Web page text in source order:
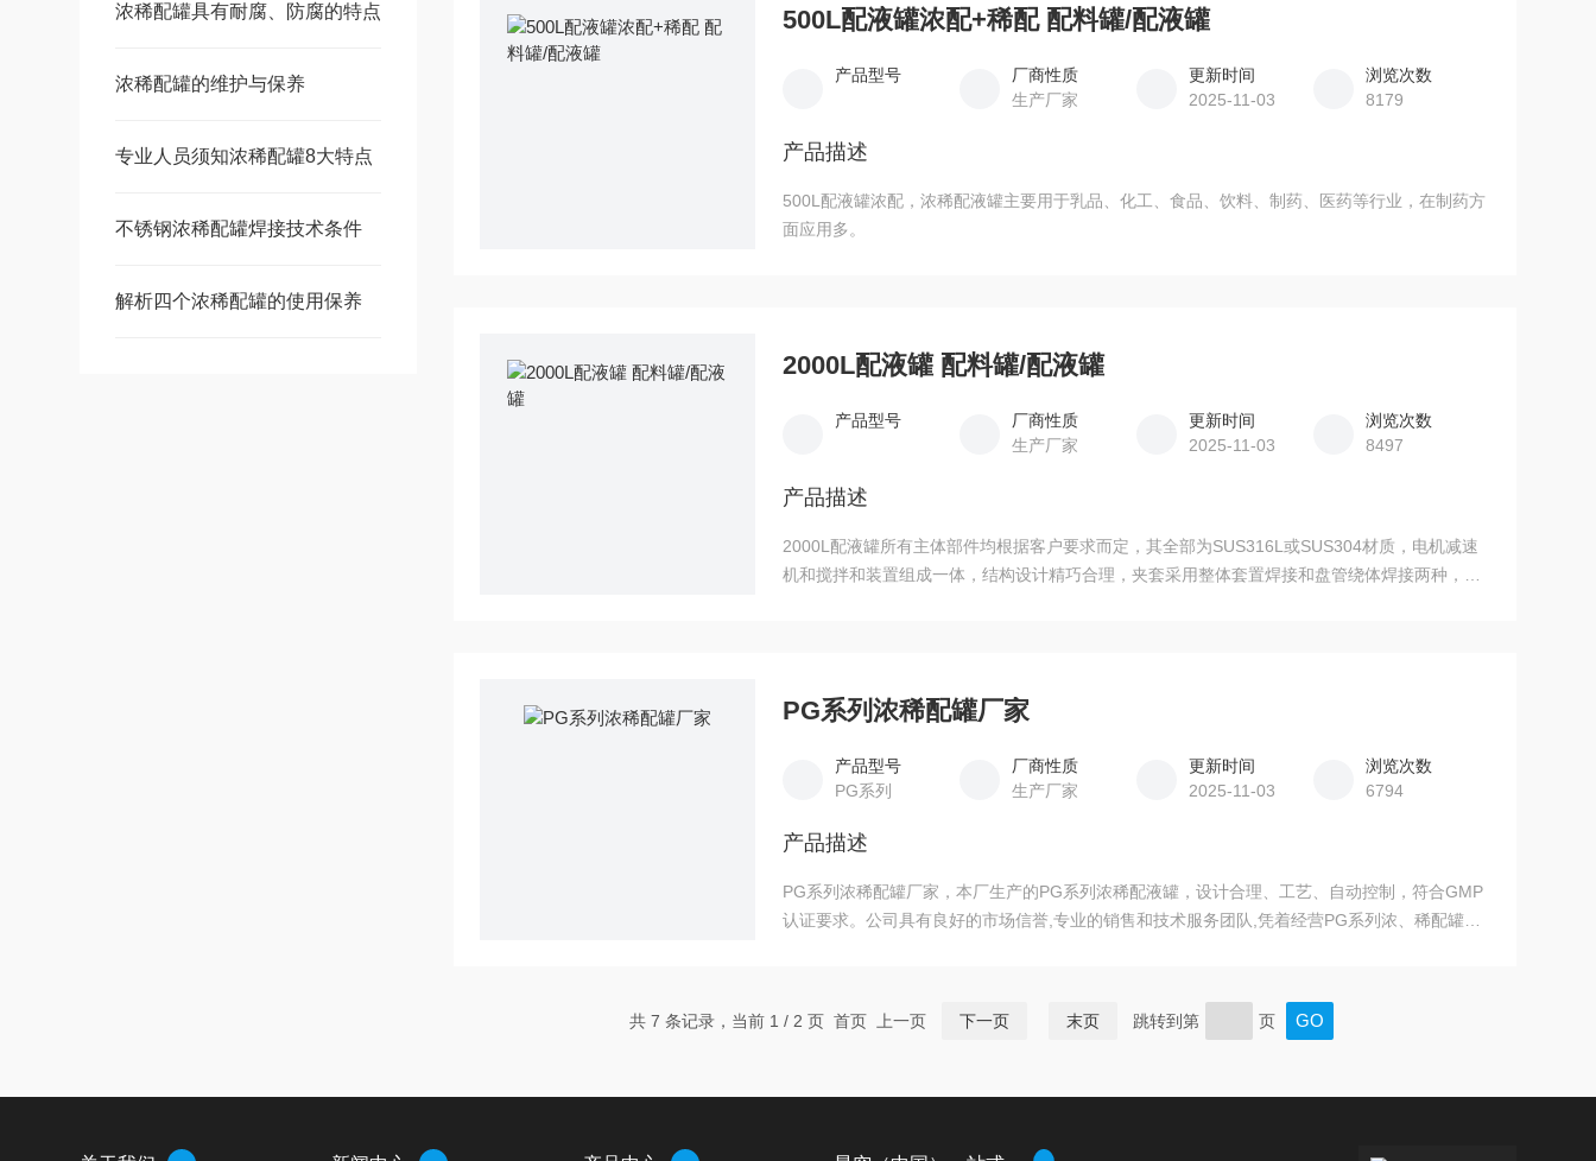
浓稀配罐具有耐腐、防腐的特点
浓稀配罐的维护与保养
专业人员须知浓稀配罐8大特点
不锈钢浓稀配罐焊接技术条件
解析四个浓稀配罐的使用保养
500L配液罐浓配+稀配 配料罐/配液罐
产品型号
厂商性质
生产厂家
更新时间
2025-11-03
浏览次数
8179
产品描述
500L配液罐浓配，浓稀配液罐主要用于乳品、化工、食品、饮料、制药、医药等行业，在制药方
面应用多。
2000L配液罐 配料罐/配液罐
产品型号
厂商性质
生产厂家
更新时间
2025-11-03
浏览次数
8497
产品描述
2000L配液罐所有主体部件均根据客户要求而定，其全部为SUS316L或SUS304材质，电机减速
机和搅拌和装置组成一体，结构设计精巧合理，夹套采用整体套置焊接和盘管绕体焊接两种，牢
PG系列浓稀配罐厂家
产品型号
PG系列
厂商性质
生产厂家
更新时间
2025-11-03
浏览次数
6794
产品描述
PG系列浓稀配罐厂家，本厂生产的PG系列浓稀配液罐，设计合理、工艺、自动控制，符合GMP
认证要求。公司具有良好的市场信誉,专业的销售和技术服务团队,凭着经营PG系列浓、稀配罐系
共 7 条记录，当前 1 / 2 页 首页 上一页 下一页 末页 跳转到第 页